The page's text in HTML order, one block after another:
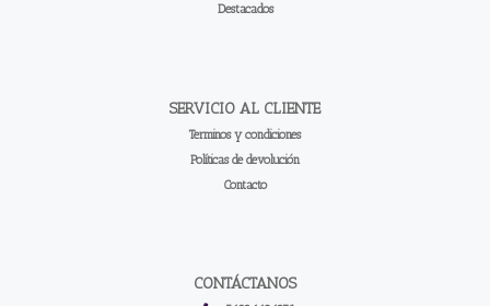
Destacados
SERVICIO AL CLIENTE
Terminos y condiciones
Políticas de devolución
Contacto
CONTÁCTANOS